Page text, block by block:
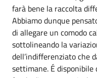
farà bene la raccolta
Abbiamo dunque
di allegare un comodo
sottolineando la
dell’indifferenziato che
settimane. É